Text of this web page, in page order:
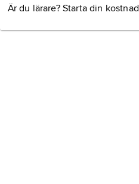
Är du lärare? Starta din